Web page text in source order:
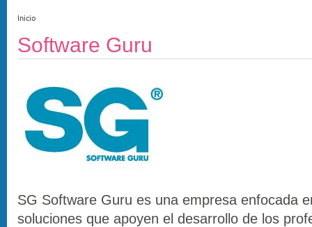
Inicio
Software Guru
SG Software Guru es una empresa enfocada
soluciones que apoyen el desarrollo de los